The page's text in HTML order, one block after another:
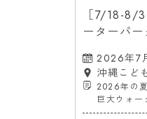
［7/18-8/
ーターパ
の国2026年7
日(月)
沖縄こど
2026年の
巨大ウォー
7/18〜